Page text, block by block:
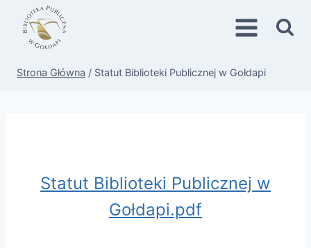
Przejdź
treści
Strona Główna / Statut Biblioteki Publicznej w Gołdapi
Statut Biblioteki Publicznej w
Gołdapi.pdf